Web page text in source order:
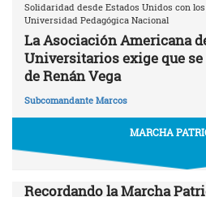
Solidaridad desde Estados Unidos con
Universidad Pedagógica Nacional
La Asociación Americana
Universitarios exige que
de Renán Vega
Subcomandante Marcos
MARCHA
Recordando la Marcha